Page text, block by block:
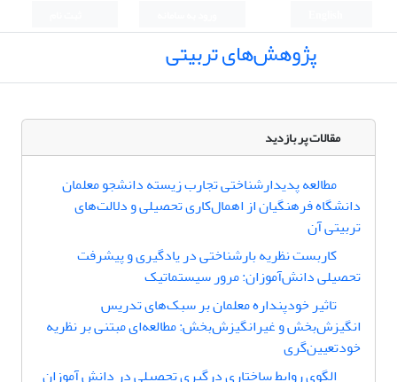
پژوهش‌های تربیتی
مقالات پر بازدید
مطالعه پدیدارشناختی تجارب زیسته دانشجو معلمان
دانشگاه فرهنگیان از اهمال‌کاری تحصیلی و دلالت‌های
تربیتی آن
کاربست نظریه بار‌شناختی در یادگیری و پیشرفت
تحصیلی دانش‌آموزان: مرور سیستماتیک
تاثیر خودپنداره معلمان بر سبک‌های تدریس
انگیزش‌بخش و غیرانگیزش‌بخش: مطالعه‌ای مبتنی بر نظریه
خودتعیین‌گری
الگوی روابط ساختاری درگیری تحصیلی در دانش آموزان